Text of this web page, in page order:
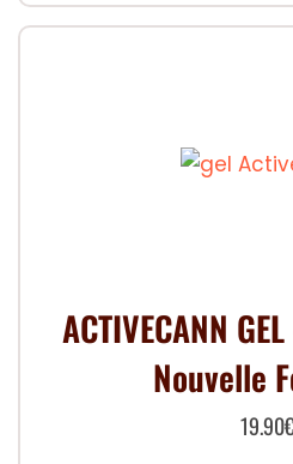
ACTIVECANN
Nouvelle
19.90